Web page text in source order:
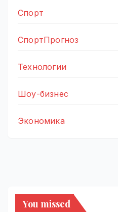
Спорт
СпортПрогноз
Технологии
Шоу-бизнес
Экономика
You missed